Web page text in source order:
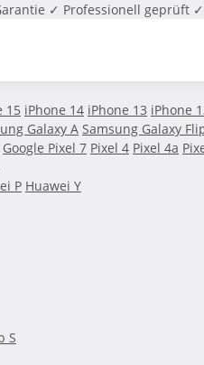
✓ Professionell geprüft
15 iPhone 14 iPhone 13 iPhone
Galaxy A Samsung Galaxy
Google Pixel 7 Pixel 4 Pixel 4a
P Huawei Y
S